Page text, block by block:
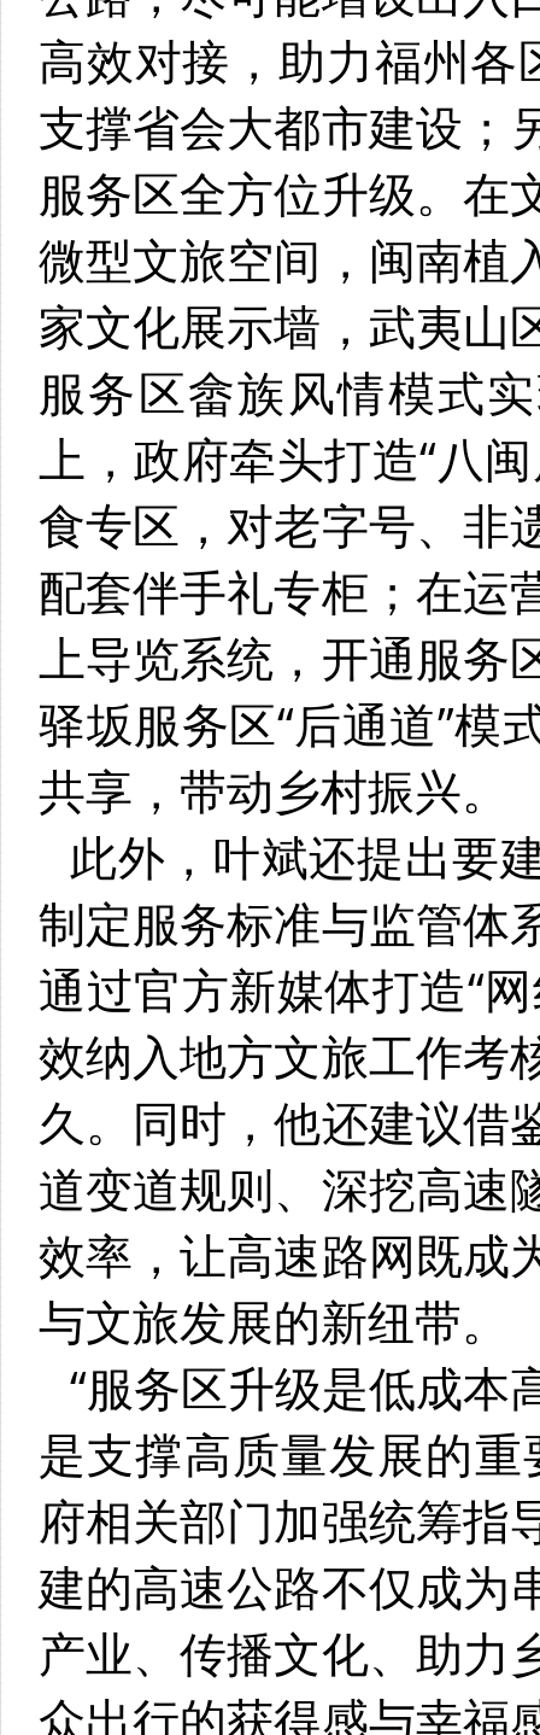
高效对接，助力福州
支撑省会大都市建设；
服务区全方位升级。在
微型文旅空间，闽南植
家文化展示墙，武夷山
服务区畲族风情模式
上，政府牵头打造“八
食专区，对老字号、非
配套伴手礼专柜；在运
上导览系统，开通服务
驿坂服务区“后通道”模
共享，带动乡村振兴。
此外，叶斌还提出要
制定服务标准与监管体
通过官方新媒体打造“
效纳入地方文旅工作考
久。同时，他还建议借
道变道规则、深挖高速
效率，让高速路网既成
与文旅发展的新纽带。
“服务区升级是低成本
是支撑高质量发展的
府相关部门加强统筹指
建的高速公路不仅成为
产业、传播文化、助力
众出行的获得感与幸福